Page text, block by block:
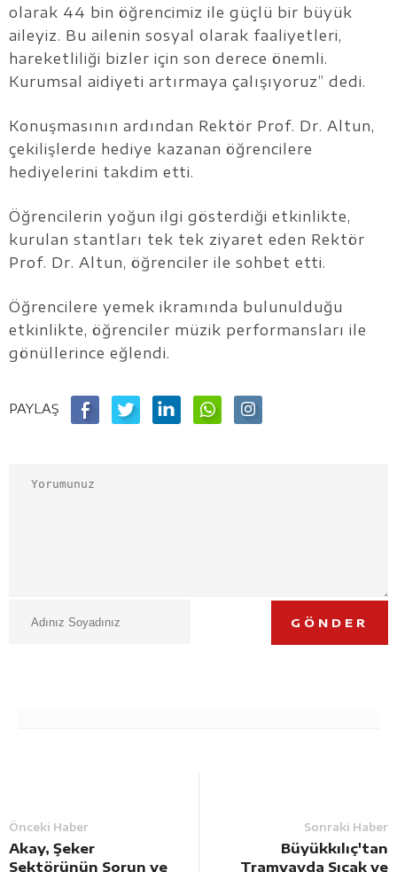
olarak 44 bin öğrencimiz ile güçlü bir büyük
aileyiz. Bu ailenin sosyal olarak faaliyetleri,
hareketliliği bizler için son derece önemli.
Kurumsal aidiyeti artırmaya çalışıyoruz” dedi.
Konuşmasının ardından Rektör Prof. Dr. Altun,
çekilişlerde hediye kazanan öğrencilere
hediyelerini takdim etti.
Öğrencilerin yoğun ilgi gösterdiği etkinlikte,
kurulan stantları tek tek ziyaret eden Rektör
Prof. Dr. Altun, öğrenciler ile sohbet etti.
Öğrencilere yemek ikramında bulunulduğu
etkinlikte, öğrenciler müzik performansları ile
gönüllerince eğlendi.
PAYLAŞ
GÖNDER
Önceki Haber
Akay, Şeker
Sektörünün Sorun ve
Sonraki Haber
Büyükkılıç'tan
Tramvayda Sıcak ve